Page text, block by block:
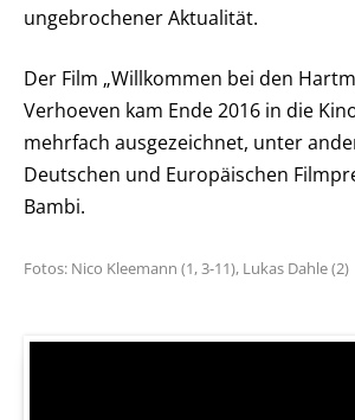
ungebrochener Aktualität.
Der Film „Willkommen bei den
Verhoeven kam Ende 2016 in die
mehrfach ausgezeichnet, unter
Deutschen und Europäischen
Bambi.
Fotos: Nico Kleemann (1, 3-11), Lukas Dahle (2)